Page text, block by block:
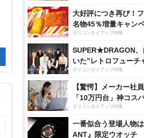
大好評につき再び！
名物45％増量キャン
オリコンタイアップ特集
SUPER★DRAGON、
いた”レトロフューチ
オリコンタイアップ特集
【驚愕】メーカー社
「10万円台」神コス
オリコンタイアップ特集
一番似合う登場人物
ANT』限定ウオッチ